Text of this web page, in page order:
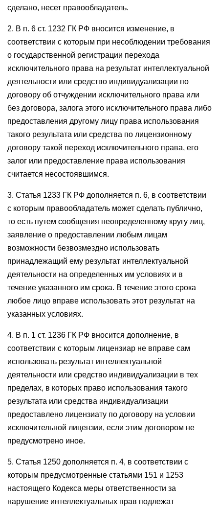
сделано, несет правообладатель.
2. В п. 6 ст. 1232 ГК РФ вносится изменение, в
соответствии с которым при несоблюдении требования
о государственной регистрации перехода
исключительного права на результат интеллектуальной
деятельности или средство индивидуализации по
договору об отчуждении исключительного права или
без договора, залога этого исключительного права либо
предоставления другому лицу права использования
такого результата или средства по лицензионному
договору такой переход исключительного права, его
залог или предоставление права использования
считается несостоявшимся.
3. Статья 1233 ГК РФ дополняется п. 6, в соответствии
с которым правообладатель может сделать публично,
то есть путем сообщения неопределенному кругу лиц,
заявление о предоставлении любым лицам
возможности безвозмездно использовать
принадлежащий ему результат интеллектуальной
деятельности на определенных им условиях и в
течение указанного им срока. В течение этого срока
любое лицо вправе использовать этот результат на
указанных условиях.
4. В п. 1 ст. 1236 ГК РФ вносится дополнение, в
соответствии с которым лицензиар не вправе сам
использовать результат интеллектуальной
деятельности или средство индивидуализации в тех
пределах, в которых право использования такого
результата или средства индивидуализации
предоставлено лицензиату по договору на условии
исключительной лицензии, если этим договором не
предусмотрено иное.
5. Статья 1250 дополняется п. 4, в соответствии с
которым предусмотренные статьями 151 и 1253
настоящего Кодекса меры ответственности за
нарушение интеллектуальных прав подлежат